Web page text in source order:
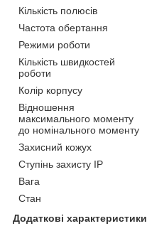
Кількість полюсів
Частота обертання
Режими роботи
Кількість швидкостей
роботи
Колір корпусу
Відношення
максимального моменту
до номінального моменту
Захисний кожух
Ступінь захисту IP
Вага
Стан
Додаткові характеристики